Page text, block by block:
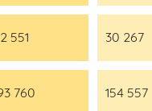
551 30 267
760 154 557